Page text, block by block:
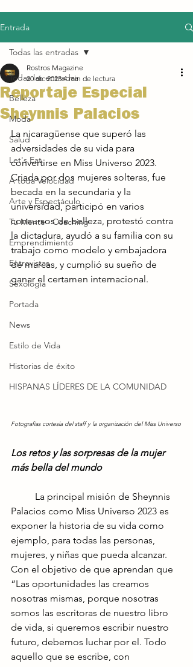
Entrada
Todas las entradas
Belleza
Moda
Salud
Let's Eat
A toda Velocidad
Arte y Espectáculo
Tu Mente · Coaching
Emprendimiento
Entrevistas
Sexología
Portada
News
Estilo de Vida
Historias de éxito
HISPANAS LÍDERES DE LA COMUNIDAD
Todas las entradas
Reportaje Especial
Sheynnis Palacios
Rostros Magazine
20 dic 2023 4 min de lectura
La nicaragüense que superó las
adversidades de su vida para
convertirse en Miss Universo 2023.
Criada por dos mujeres solteras, fue
becada en la secundaria y la
universidad, participó en varios
concursos de belleza, protestó contra
la dictadura, ayudó a su familia con su
trabajo como modelo y embajadora
de marcas, y cumplió su sueño de
ganar el certamen internacional.
Fotografías cortesía del staff y la organización del Miss Universo
Los retos y las sorpresas de la mujer
más bella del mundo
Palacios como Miss Universo 2023 es
exponer la historia de su vida como
ejemplo, para todas las personas,
mujeres, y niñas que pueda alcanzar.
Con el objetivo de que aprendan que
“Las oportunidades las creamos
nosotras mismas, porque nosotras
somos las escritoras de nuestro libro
de vida, si queremos escribir nuestro
futuro, debemos luchar por el. Todo
aquello que se escribe, con